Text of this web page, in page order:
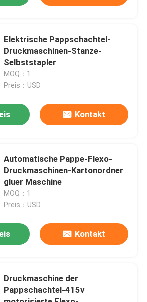
in Verbindung
Elektrische Pappschachtel-
Druckmaschinen-Stanze-
Selbststapler
MOQ：1
Preis：USD
Kontakt
Automatische Pappe-Flexo-
Druckmaschinen-Kartonordner
gluer Maschine
MOQ：1
Preis：USD
Kontakt
Druckmaschine der
Pappschachtel-415v